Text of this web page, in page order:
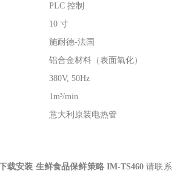
PLC 控制
10 寸
施耐德-法国
铝合金材料（表面氧化）
380V, 50Hz
1m³/min
意大利原装电热管
载安装 生鲜食品保鲜策略 IM-TS460 请联系